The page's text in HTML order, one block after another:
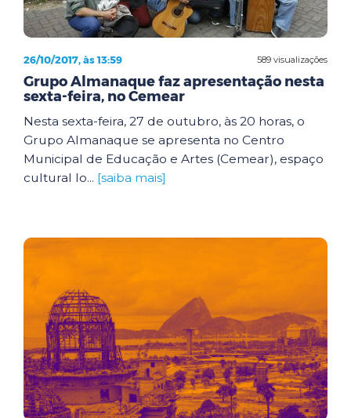
589 visualizações
26/10/2017, às 13:59
Grupo Almanaque faz apresentação nesta
sexta-feira, no Cemear
Nesta sexta-feira, 27 de outubro, às 20 horas, o
Grupo Almanaque se apresenta no Centro
Municipal de Educação e Artes (Cemear), espaço
cultural lo... [saiba mais]